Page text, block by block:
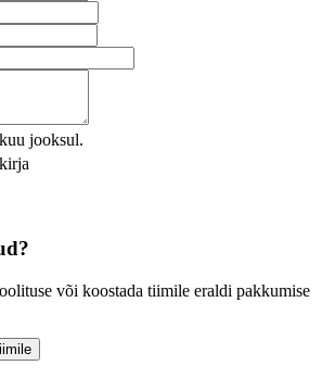
kuu jooksul.
või koostada tiimile eraldi pakkumise